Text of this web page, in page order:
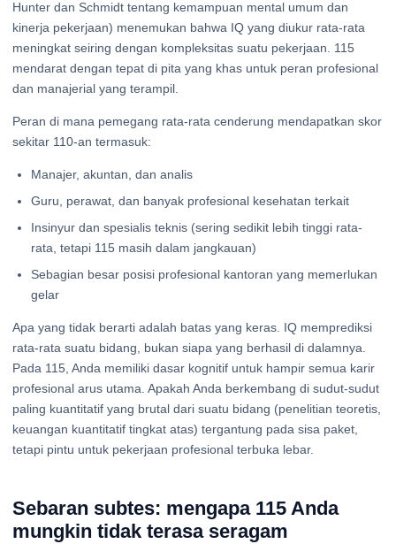
Hunter dan Schmidt tentang kemampuan mental umum dan
kinerja pekerjaan) menemukan bahwa IQ yang diukur rata-rata
meningkat seiring dengan kompleksitas suatu pekerjaan. 115
mendarat dengan tepat di pita yang khas untuk peran profesional
dan manajerial yang terampil.
Peran di mana pemegang rata-rata cenderung mendapatkan skor
sekitar 110-an termasuk:
Manajer, akuntan, dan analis
Guru, perawat, dan banyak profesional kesehatan terkait
Insinyur dan spesialis teknis (sering sedikit lebih tinggi rata-
rata, tetapi 115 masih dalam jangkauan)
Sebagian besar posisi profesional kantoran yang memerlukan
gelar
Apa yang tidak berarti adalah batas yang keras. IQ memprediksi
rata-rata suatu bidang, bukan siapa yang berhasil di dalamnya.
Pada 115, Anda memiliki dasar kognitif untuk hampir semua karir
profesional arus utama. Apakah Anda berkembang di sudut-sudut
paling kuantitatif yang brutal dari suatu bidang (penelitian teoretis,
keuangan kuantitatif tingkat atas) tergantung pada sisa paket,
tetapi pintu untuk pekerjaan profesional terbuka lebar.
Sebaran subtes: mengapa 115 Anda
mungkin tidak terasa seragam